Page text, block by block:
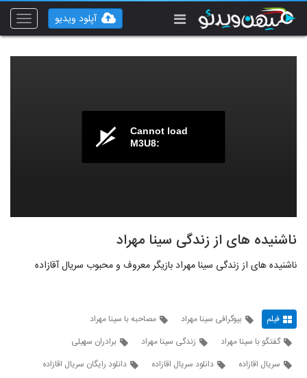
Toggle
آپلود ویدیو
Cannot load
M3U8:
ناشنیده های از زندگی سینا مهراد
ناشنیده های از زندگی سینا مهراد بازیگر معروف و محبوب سریال آقازاده
فیلم بیوگرافی سینا مهراد
مصاحبه با سینا مهراد
گفتگو با سینا مهراد
زندگی سینا مهراد
برادران سهیلی
سریال اقازاده
دانلود سریال اقازاده دانلود رایگان سریال اقازاده